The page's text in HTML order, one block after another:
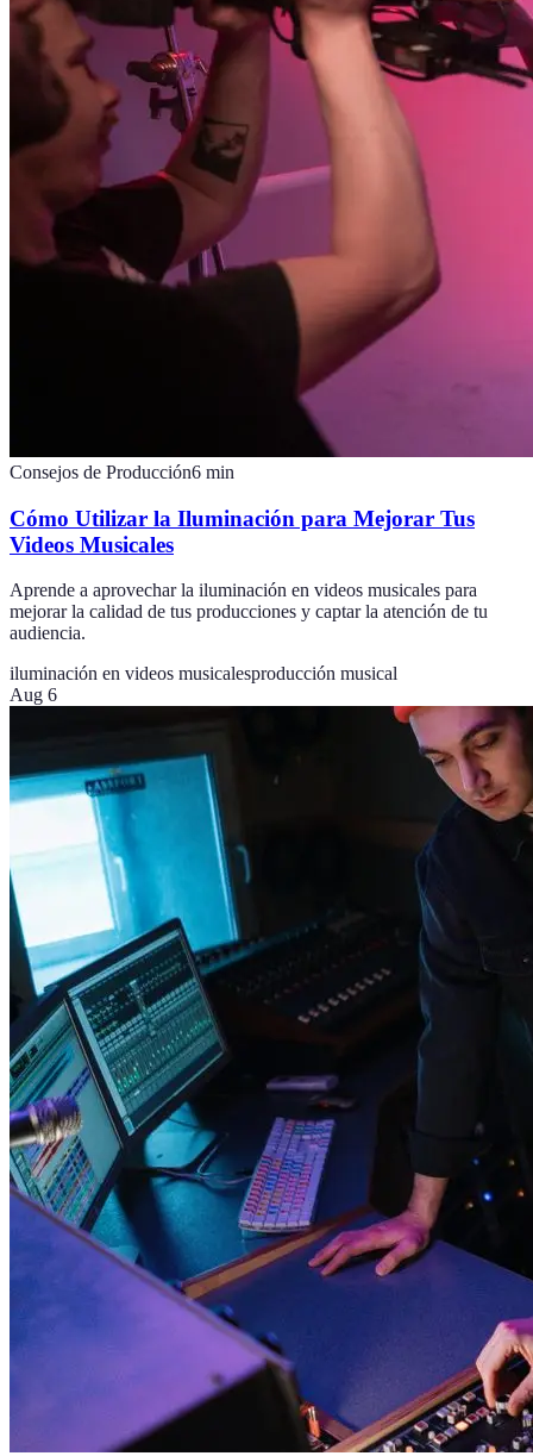
Consejos de Producción6 min
Cómo Utilizar la Iluminación para Mejorar Tus
Videos Musicales
Aprende a aprovechar la iluminación en videos musicales para
mejorar la calidad de tus producciones y captar la atención de tu
audiencia.
iluminación en videos musicalesproducción musical
Aug 6